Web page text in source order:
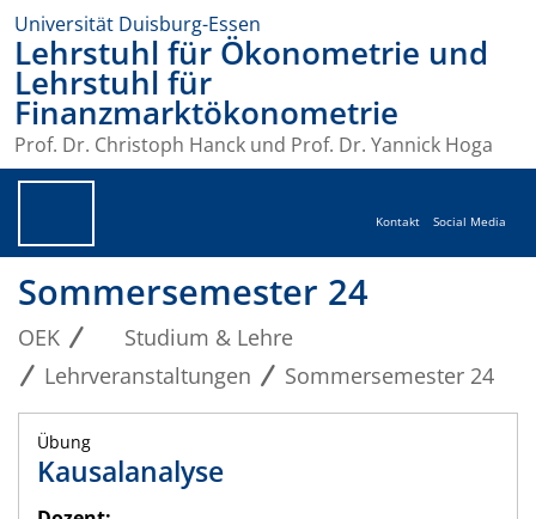
Universität Duisburg-Essen
Lehrstuhl für Ökonometrie und
Lehrstuhl für
Finanzmarktökonometrie
Prof. Dr. Christoph Hanck und Prof. Dr. Yannick Hoga
Kontakt Social Media
Sommersemester 24
OEK
Studium & Lehre
Lehrveranstaltungen
Sommersemester 24
Übung
Kausalanalyse